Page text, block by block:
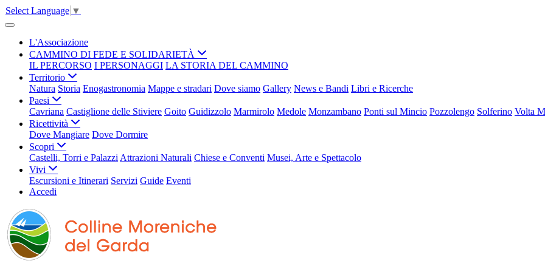
Select Language ▼
L'Associazione
CAMMINO DI FEDE E SOLIDARIETÀ
IL PERCORSO I PERSONAGGI LA STORIA DEL CAMMINO
Territorio
Natura Storia Enogastronomia Mappe e stradari Dove siamo Gallery News e Bandi Libri e Ricerche
Paesi
Cavriana Castiglione delle Stiviere Goito Guidizzolo Marmirolo Medole Monzambano Ponti sul Mincio Pozzolengo Solferino Volta
Ricettività
Dove Mangiare Dove Dormire
Scopri
Castelli, Torri e Palazzi Attrazioni Naturali Chiese e Conventi Musei, Arte e Spettacolo
Vivi
Escursioni e Itinerari Servizi Guide Eventi
Accedi